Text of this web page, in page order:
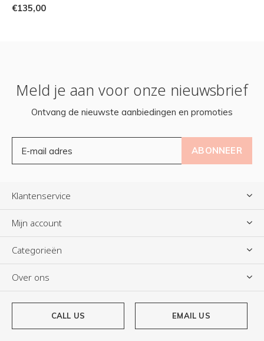
€135,00
Meld je aan voor onze nieuwsbrief
Ontvang de nieuwste aanbiedingen en promoties
ABONNEER
Klantenservice
Mijn account
Categorieën
Over ons
CALL US EMAIL US